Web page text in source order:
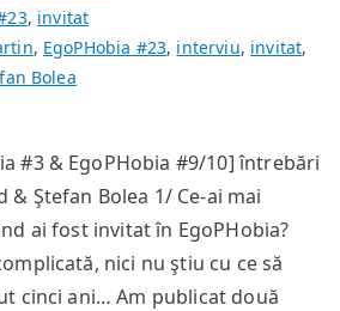
, invitat
, EgoPHobia #23, interviu, invitat,
Bolea
#3 & EgoPHobia #9/10] întrebări
& Ştefan Bolea 1/ Ce-ai mai
ai fost invitat în EgoPHobia?
nici nu ştiu cu ce să
cinci ani… Am publicat două